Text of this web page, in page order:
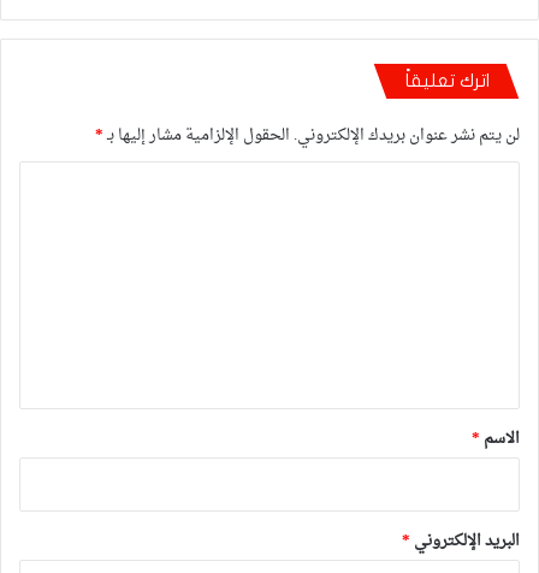
اترك تعليقاً
لن يتم نشر عنوان بريدك الإلكتروني. الحقول الإلزامية مشار إليها بـ*
*
الاسم *
البريد الإلكتروني *